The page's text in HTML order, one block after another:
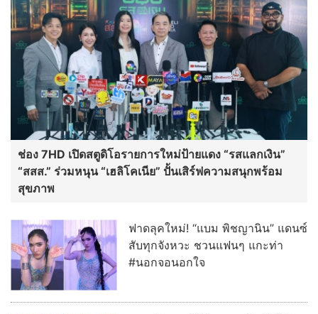
ช่อง 7HD เปิดสตูดิโอรายการใหม่ป้ายแดง “รสแลกเงิน”
“สสส.” ร่วมหนุน “เฮลิโคเนีย” ปั้นเสิร์ฟความสนุกพร้อม
สุขภาพ
ฟาดลุคใหม่! “แบม พิชญานิน” แดนซ์
สับทุกจังหวะ ชวนแฟนๆ แกะท่า
#นอกจอนอกใจ